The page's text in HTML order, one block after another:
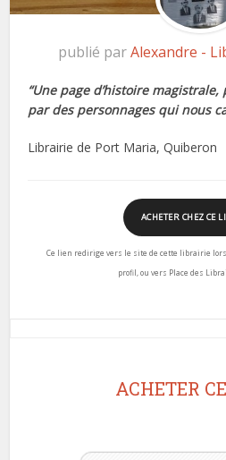
publié parAlexandre -
“Une page d’histoire
par des personnages qui nous
Librairie de Port Maria, Quiberon
ACHETER CHEZ CE
Ce lien redirige vers le site de cette librairie
profil, ou vers Place des
ACHETER